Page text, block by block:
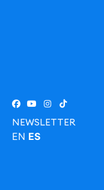
NEWSLETTER
EN ES